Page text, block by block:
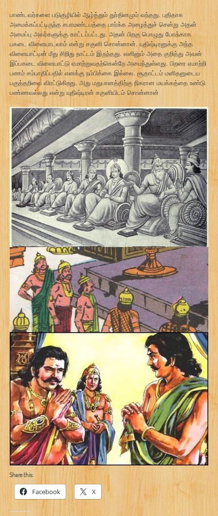
பாண்டவர்களை படுகுழியில் ஆழ்த்தும் துர்தினமும் வந்தது. புதிதாக
அமைக்கப்பட்டிருந்த சபாமண்டபத்தை பார்க்க அழைத்துச் சென்று அதன்
அமைப்பு அவர்களுக்கு காட்டப்பட்டது. அதன் பிறகு பொழுது போக்காக
பகடை விளையாடலாம் என்று சகுனி சொன்னான். யுதிஷ்டிரனுக்கு அந்த
விளையாட்டின் மீது சிறிது நாட்டம் இருந்தது. எனினும் அதை குறித்து அவன்
இப்பகடை விளையாட்டு ஏமாற்றுவதற்கென்றே அமைந்துள்ளது. பிறரை ஏமாற்றி
பணம் சம்பாதிப்பதில் எனக்கு நம்பிக்கை இல்லை. சூதாட்டம் மனிதனுடைய
பகுத்தறிவை விரட்டுகிறது. அது மதுபானத்திற்கு நிகரான மயக்கத்தை உண்டு
பண்ணவல்லது என்று யுதிஷ்டிரன் சகுனியிடம் சொன்னான்
Share this:
Facebook X